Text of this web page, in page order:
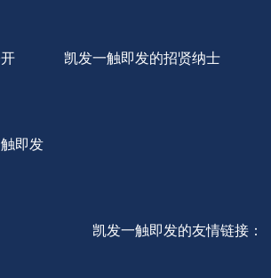
凯发一触即发的招贤纳士
即发
凯发一触即发的友情链接：